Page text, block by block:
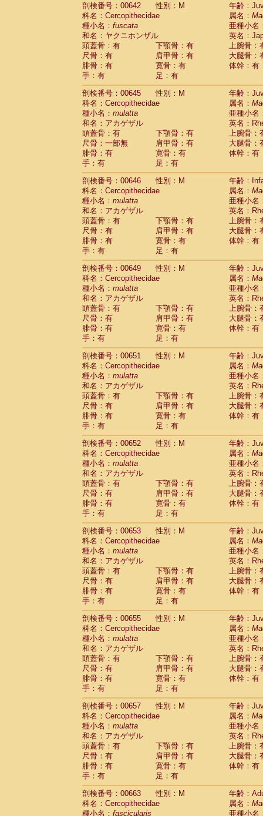
剖検番号：00642
性別：M
年齢：
科名：Cercopithecidae
属名：
種小名： fuscata
亜種小名
和名：ヤクニホンザル
英名：
頭蓋骨：有
下顎骨：有
上腕骨：
尺骨：有
肩甲骨：有
大腿骨：
腓骨：有
寛骨：有
体幹：有
手：有
足：有
剖検番号：00645
性別：M
年齢：
科名：Cercopithecidae
属名：
種小名： mulatta
亜種小名
和名：アカゲザル
英名：
頭蓋骨：有
下顎骨：有
上腕骨：
尺骨：一部無
肩甲骨：有
大腿骨：
腓骨：有
寛骨：有
体幹：有
手：有
足：有
剖検番号：00646
性別：M
年齢：
科名：Cercopithecidae
属名：
種小名： mulatta
亜種小名
和名：アカゲザル
英名：
頭蓋骨：有
下顎骨：有
上腕骨：
尺骨：有
肩甲骨：有
大腿骨：
腓骨：有
寛骨：有
体幹：有
手：有
足：有
剖検番号：00649
性別：M
年齢：
科名：Cercopithecidae
属名：
種小名： mulatta
亜種小名
和名：アカゲザル
英名：
頭蓋骨：有
下顎骨：有
上腕骨：
尺骨：有
肩甲骨：有
大腿骨：
腓骨：有
寛骨：有
体幹：有
手：有
足：有
剖検番号：00651
性別：M
年齢：
科名：Cercopithecidae
属名：
種小名： mulatta
亜種小名
和名：アカゲザル
英名：
頭蓋骨：有
下顎骨：有
上腕骨：
尺骨：有
肩甲骨：有
大腿骨：
腓骨：有
寛骨：有
体幹：有
手：有
足：有
剖検番号：00652
性別：M
年齢：
科名：Cercopithecidae
属名：
種小名： mulatta
亜種小名
和名：アカゲザル
英名：
頭蓋骨：有
下顎骨：有
上腕骨：
尺骨：有
肩甲骨：有
大腿骨：
腓骨：有
寛骨：有
体幹：有
手：有
足：有
剖検番号：00653
性別：M
年齢：
科名：Cercopithecidae
属名：
種小名： mulatta
亜種小名
和名：アカゲザル
英名：
頭蓋骨：有
下顎骨：有
上腕骨：
尺骨：有
肩甲骨：有
大腿骨：
腓骨：有
寛骨：有
体幹：有
手：有
足：有
剖検番号：00655
性別：M
年齢：
科名：Cercopithecidae
属名：
種小名： mulatta
亜種小名
和名：アカゲザル
英名：
頭蓋骨：有
下顎骨：有
上腕骨：
尺骨：有
肩甲骨：有
大腿骨：
腓骨：有
寛骨：有
体幹：有
手：有
足：有
剖検番号：00657
性別：M
年齢：
科名：Cercopithecidae
属名：
種小名： mulatta
亜種小名
和名：アカゲザル
英名：
頭蓋骨：有
下顎骨：有
上腕骨：
尺骨：有
肩甲骨：有
大腿骨：
腓骨：有
寛骨：有
体幹：有
手：有
足：有
剖検番号：00663
性別：M
年齢：
科名：Cercopithecidae
属名：
種小名： fascicularis 亜種小名